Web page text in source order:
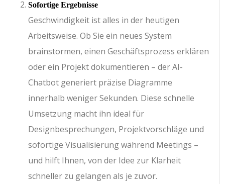
Sofortige Ergebnisse
Geschwindigkeit ist alles in der heutigen
Arbeitsweise. Ob Sie ein neues System
brainstormen, einen Geschäftsprozess erklären
oder ein Projekt dokumentieren – der AI-
Chatbot generiert präzise Diagramme
innerhalb weniger Sekunden. Diese schnelle
Umsetzung macht ihn ideal für
Designbesprechungen, Projektvorschläge und
sofortige Visualisierung während Meetings –
und hilft Ihnen, von der Idee zur Klarheit
schneller zu gelangen als je zuvor.